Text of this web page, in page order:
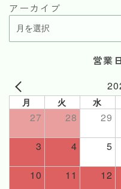
アーカイブ
営業
月 火 水
27 28 29
3 4 5
10 11 12